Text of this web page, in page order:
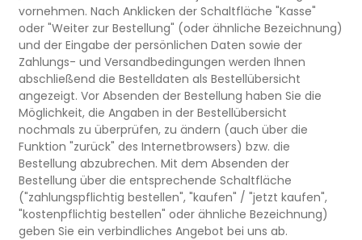
vornehmen. Nach Anklicken der Schaltfläche "Kasse"
oder "Weiter zur Bestellung" (oder ähnliche Bezeichnung)
und der Eingabe der persönlichen Daten sowie der
Zahlungs- und Versandbedingungen werden Ihnen
abschließend die Bestelldaten als Bestellübersicht
angezeigt. Vor Absenden der Bestellung haben Sie die
Möglichkeit, die Angaben in der Bestellübersicht
nochmals zu überprüfen, zu ändern (auch über die
Funktion "zurück" des Internetbrowsers) bzw. die
Bestellung abzubrechen. Mit dem Absenden der
Bestellung über die entsprechende Schaltfläche
("zahlungspflichtig bestellen", "kaufen" / "jetzt kaufen",
"kostenpflichtig bestellen" oder ähnliche Bezeichnung)
geben Sie ein verbindliches Angebot bei uns ab.